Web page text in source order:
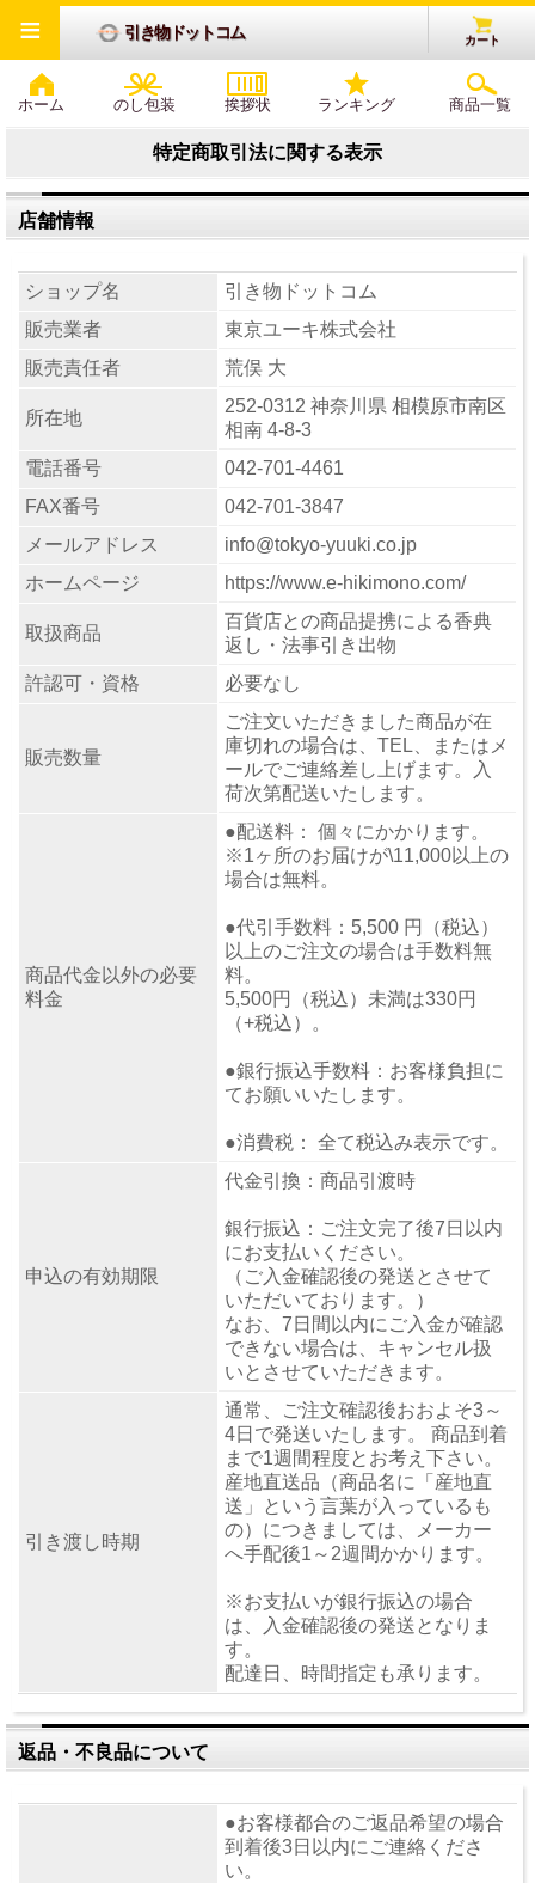
引き物ドットコム カート
ホーム のし包装 挨拶状 ランキング 商品一覧
≡
特定商取引法に関する表示
店舗情報
ショップ名
引き物ドットコム
販売業者
東京ユーキ株式会社
販売責任者
荒俣 大
所在地
252-0312 神奈川県 相模原市南区
相南 4-8-3
電話番号
042-701-4461
FAX番号
042-701-3847
メールアドレス
info@tokyo-yuuki.co.jp
ホームページ
https://www.e-hikimono.com/
取扱商品
百貨店との商品提携による香典
返し・法事引き出物
許認可・資格
必要なし
販売数量
ご注文いただきました商品が在
庫切れの場合は、TEL、またはメ
ールでご連絡差し上げます。入
荷次第配送いたします。
商品代金以外の必要
料金
●配送料： 個々にかかります。
※1ヶ所のお届けが\11,000以上の
場合は無料。
●代引手数料：5,500 円（税込）
以上のご注文の場合は手数料無
料。
5,500円（税込）未満は330円
（+税込）。
●銀行振込手数料：お客様負担に
てお願いいたします。
●消費税： 全て税込み表示です。
申込の有効期限
代金引換：商品引渡時
銀行振込：ご注文完了後7日以内
にお支払いください。
（ご入金確認後の発送とさせて
いただいております。）
なお、7日間以内にご入金が確認
できない場合は、キャンセル扱
いとさせていただきます。
引き渡し時期
通常、ご注文確認後おおよそ3～
4日で発送いたします。 商品到着
まで1週間程度とお考え下さい。
産地直送品（商品名に「産地直
送」という言葉が入っているも
の）につきましては、メーカー
へ手配後1～2週間かかります。
※お支払いが銀行振込の場合
は、入金確認後の発送となりま
す。
配達日、時間指定も承ります。
返品・不良品について
●お客様都合のご返品希望の場合
到着後3日以内にご連絡くださ
い。